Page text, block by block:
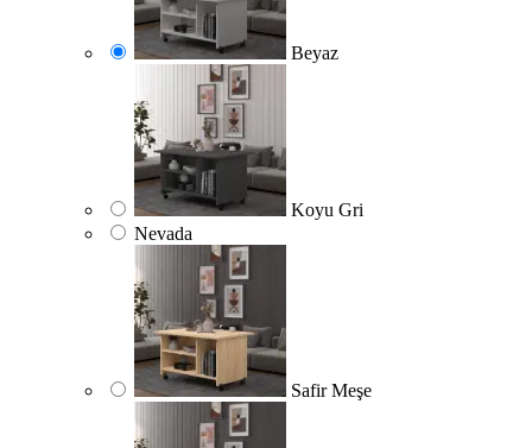
Beyaz
Koyu Gri
Nevada
Safir Meşe